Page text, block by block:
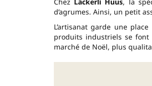
d’agrumes. Ainsi, un petit
L’artisanat garde une
produits industriels se font
marché de Noël, plus